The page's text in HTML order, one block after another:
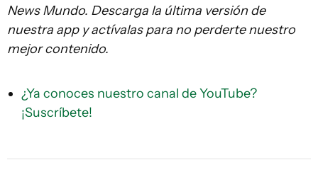
News Mundo. Descarga la última versión de
nuestra app y actívalas para no perderte nuestro
mejor contenido.
¿Ya conoces nuestro canal de YouTube?
¡Suscríbete!